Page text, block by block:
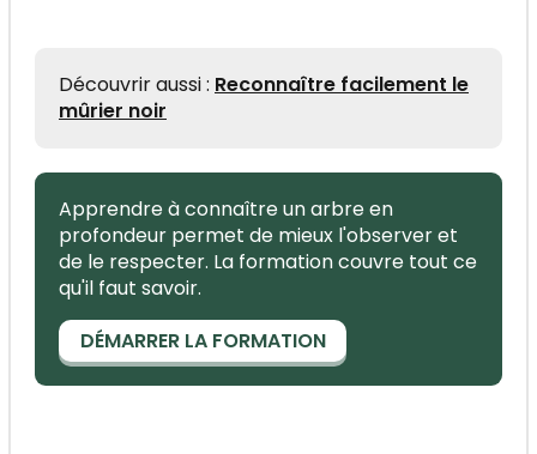
Découvrir aussi : Reconnaître facilement le
mûrier noir
Apprendre à connaître un arbre en
profondeur permet de mieux l'observer et
de le respecter. La formation couvre tout ce
qu'il faut savoir.
DÉMARRER LA FORMATION